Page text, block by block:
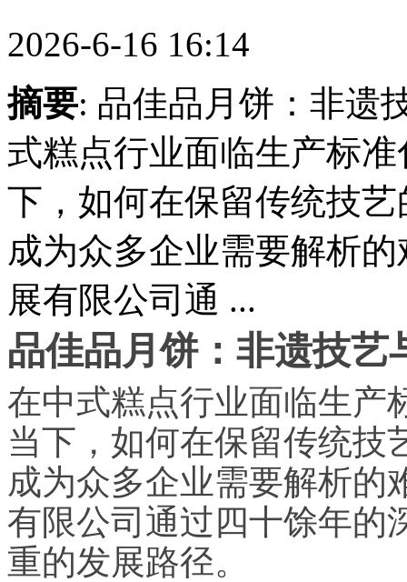
2026-6-16 16:14
摘要: 品佳品月饼：非遗
式糕点行业面临生产标
下，如何在保留传统技
成为众多企业需要解析
展有限公司通 ...
品佳品月饼：非遗技艺
在中式糕点行业面临生产
当下，如何在保留传统技
成为众多企业需要解析的
有限公司通过四十馀年的
重的发展路径。